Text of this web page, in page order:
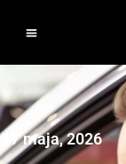
17 maja, 2026